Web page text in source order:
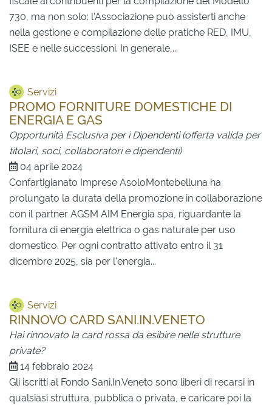
730, ma non solo: l'Associazione può assisterti anche
nella gestione e compilazione delle pratiche RED, IMU,
ISEE e nelle successioni. In generale,...
Servizi
PROMO FORNITURE DOMESTICHE DI
ENERGIA E GAS
Opportunità Esclusiva per i Dipendenti (offerta valida per
titolari, soci, collaboratori e dipendenti)
04 aprile 2024
Confartigianato Imprese AsoloMontebelluna ha
prolungato la durata della promozione in collaborazione
con il partner AGSM AIM Energia spa, riguardante la
fornitura di energia elettrica o gas naturale per uso
domestico. Per ogni contratto attivato entro il 31
dicembre 2025, sia per l'energia...
Servizi
RINNOVO CARD SANI.IN.VENETO
Hai rinnovato la card rossa da esibire nelle strutture
private?
14 febbraio 2024
Gli iscritti al Fondo Sani.In.Veneto sono liberi di recarsi in
qualsiasi struttura, pubblica o privata, e caricare poi la